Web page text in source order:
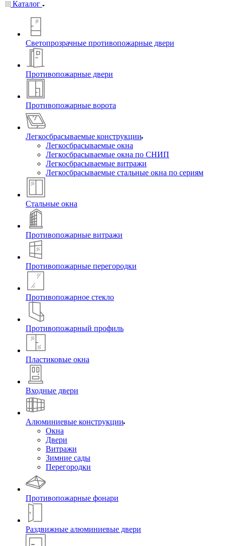
Каталог
Светопрозрачные противопожарные двери
Противопожарные двери
Противопожарные ворота
Легкосбрасываемые конструкции
Легкосбрасываемые окна
Легкосбрасываемые окна по СНИП
Легкосбрасываемые витражи
Легкосбрасываемые стальные окна по сериям
Стальные окна
Противопожарные витражи
Противопожарные перегородки
Противопожарное стекло
Противопожарный профиль
Пластиковые окна
Входные двери
Алюминиевые конструкции
Окна
Двери
Витражи
Зимние сады
Перегородки
Противопожарные фонари
Раздвижные алюминиевые двери